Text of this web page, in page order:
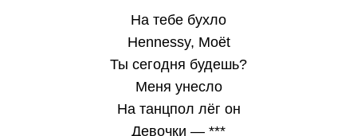
На тебе бухло
Hennessy, Moët
Ты сегодня будешь?
Меня унесло
На танцпол лёг он
Девочки — ***